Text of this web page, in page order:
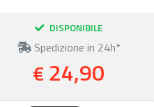
DISPONIBILE
Spedizione in 24h*
€ 24,90